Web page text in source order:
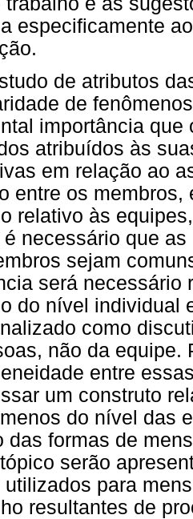
especificamente
de atributos
de
importância
atribuídos às
em relação ao
entre os
relativo às
necessário que
sejam
será necessário
do nível individual
como
não da equipe.
entre
um construto
do nível das
das formas de
serão
utilizados para
resultantes de